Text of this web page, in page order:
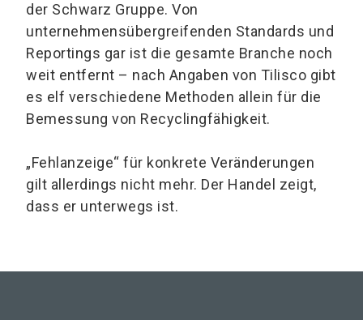
der Schwarz Gruppe. Von
unternehmensübergreifenden Standards und
Reportings gar ist die gesamte Branche noch
weit entfernt – nach Angaben von Tilisco gibt
es elf verschiedene Methoden allein für die
Bemessung von Recyclingfähigkeit.
„Fehlanzeige“ für konkrete Veränderungen
gilt allerdings nicht mehr. Der Handel zeigt,
dass er unterwegs ist.